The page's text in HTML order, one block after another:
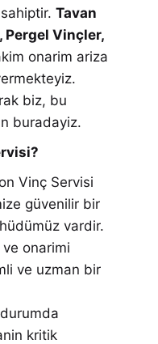
Tavan
Vinçler,
onarim ariza
biz, bu
buradayiz.
Vinç Servisi
güvenilir bir
vardir.
onarimi
ve uzman bir
kritik